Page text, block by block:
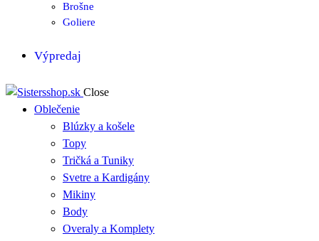
Brošne
Goliere
Výpredaj
Close
Oblečenie
Blúzky a košele
Topy
Tričká a Tuniky
Svetre a Kardigány
Mikiny
Body
Overaly a Komplety